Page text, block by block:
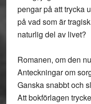
pengar på att trycka
på vad som är
naturlig del av livet?
Romanen, om den
Anteckningar om
Ganska snabbt och
Att bokförlagen